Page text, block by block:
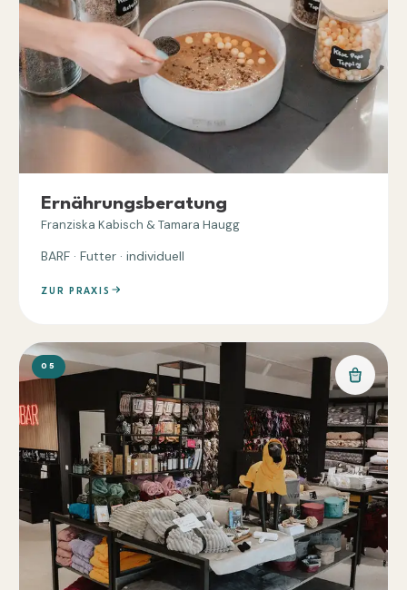
Ernährungsberatung
Franziska Kabisch & Tamara Haugg
BARF · Futter · individuell
ZUR PRAXIS
05